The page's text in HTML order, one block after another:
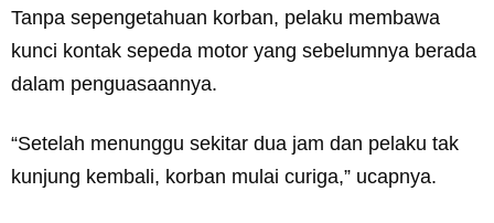
Tanpa sepengetahuan korban, pelaku membawa
kunci kontak sepeda motor yang sebelumnya berada
dalam penguasaannya.
“Setelah menunggu sekitar dua jam dan pelaku tak
kunjung kembali, korban mulai curiga,” ucapnya.